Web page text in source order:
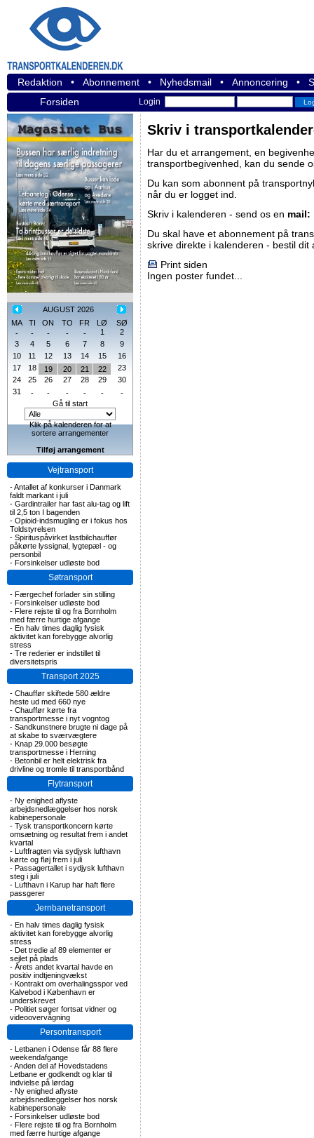
Redaktion • Abonnement • Nyhedsmail • Annoncering •
Forsiden
Login
AUGUST 2026
MA
TI ON TO FR LØ
SØ
-
- - - - 1
2
3
4 5 6 7 8
9
10
11 12 13 14 15
16
17
18 19 20 21 22
23
24
25 26 27 28 29
30
31
- - - - -
-
Gå til start
Klik på kalenderen for at
sortere arrangementer
Tilføj arrangement
Vejtransport
-Antallet af konkurser i Danmark
faldt markant i juli
- Gardintrailer har fast alu-tag og lift
til 2,5 ton I bagenden
- Opioid-indsmugling er i fokus hos
Toldstyrelsen
- Spirituspåvirket lastbilchauffør
påkørte lyssignal, lygtepæl - og
personbil
- Forsinkelser udløste bod
Søtransport
- Færgechef forlader sin stilling
- Forsinkelser udløste bod
- Flere rejste til og fra Bornholm
med færre hurtige afgange
- En halv times daglig fysisk
aktivitet kan forebygge alvorlig
stress
- Tre rederier er indstillet til
diversitetspris
Transport 2025
- Chauffør skiftede 580 ældre
heste ud med 660 nye
- Chauffør kørte fra
transportmesse i nyt vogntog
- Sandkunstnere brugte ni dage på
at skabe to sværvægtere
- Knap 29.000 besøgte
transportmesse i Herning
- Betonbil er helt elektrisk fra
drivline og tromle til transportbånd
Flytransport
- Ny enighed aflyste
arbejdsnedlæggelser hos norsk
kabinepersonale
- Tysk transportkoncern kørte
omsætning og resultat frem i andet
kvartal
- Luftfragten via sydjysk lufthavn
kørte og fløj frem i juli
- Passagertallet i sydjysk lufthavn
steg i juli
- Lufthavn i Karup har haft flere
passgerer
Jernbanetransport
- En halv times daglig fysisk
aktivitet kan forebygge alvorlig
stress
- Det tredie af 89 elementer er
sejlet på plads
- Årets andet kvartal havde en
positiv indtjeningvækst
- Kontrakt om overhalingsspor ved
Kalvebod i København er
underskrevet
- Politiet søger fortsat vidner og
videoovervågning
Persontransport
- Letbanen i Odense får 88 flere
weekendafgange
-Anden del af Hovedstadens
Letbane er godkendt og klar til
indvielse på lørdag
- Ny enighed aflyste
arbejdsnedlæggelser hos norsk
kabinepersonale
- Forsinkelser udløste bod
- Flere rejste til og fra Bornholm
med færre hurtige afgange
Skriv i
Har du et arrangement, en
transportbegivenhed, kan du sende
Du kan som abonnent på
når du er logget ind.
Skriv i kalenderen - send os en mail:
Du skal have et abonnement på
skrive direkte i kalenderen - bestil dit
Print siden
Ingen poster fundet...